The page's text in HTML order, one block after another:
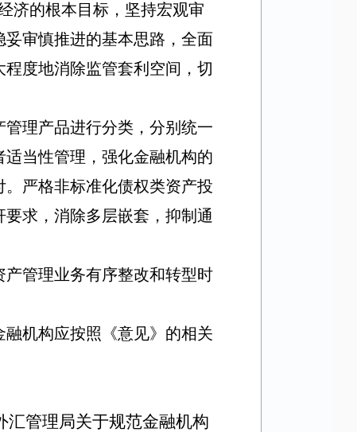
济的根本目标，坚持宏观审
审慎推进的基本思路，全面
度地消除监管套利空间，切
管理产品进行分类，分别统一
当性管理，强化金融机构的
严格非标准化债权类资产投
求，消除多层嵌套，抑制通
产管理业务有序整改和转型时
机构应按照《意见》的相关
管理局关于规范金融机构